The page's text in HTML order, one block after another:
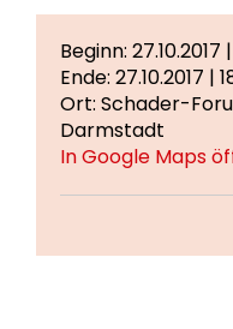
Beginn: 27.10.2017
Ende: 27.10.2017 |
Ort: Schader-
Darmstadt
In Google Maps